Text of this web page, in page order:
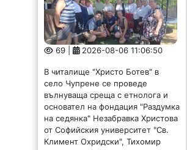
69 | 2026-08-06 11:06:50
В читалище "Христо Ботев" в
село Чупрене се проведе
вълнуваща среща с етнолога и
основател на фондация "Раздумка
на седянка" Незабравка Христова
от Софийския университет "Св.
Климент Охридски", Тихомир